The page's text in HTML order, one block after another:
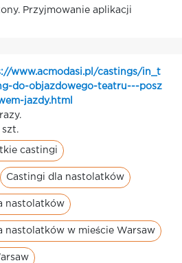
Przyjmowanie aplikacji
www.acmodasi.pl/castings/in_t
do-objazdowego-teatru---posz
jazdy.html
szt.
castingi
Castingi dla nastolatków
nastolatków
nastolatków w mieście Warsaw